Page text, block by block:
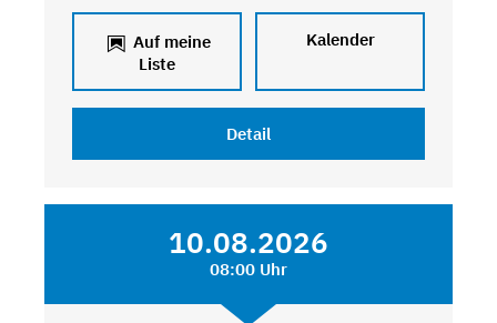
Auf meine
Liste
Kalender
Detail
10.08.2026
08:00 Uhr